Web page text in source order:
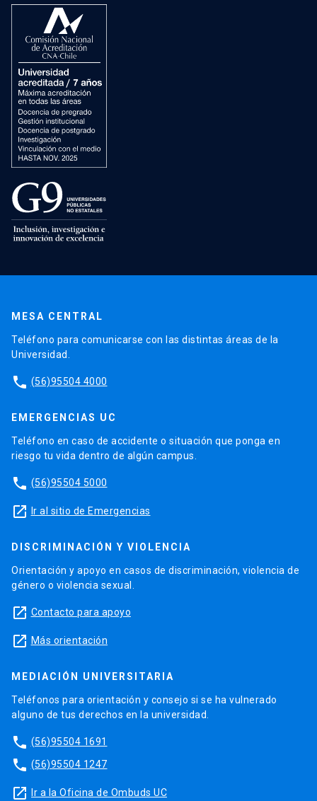
MESA CENTRAL
Teléfono para comunicarse con las distintas áreas de la
Universidad.
phone (56)95504 4000
EMERGENCIAS UC
Teléfono en caso de accidente o situación que ponga en
riesgo tu vida dentro de algún campus.
phone (56)95504 5000
launch Ir al sitio de Emergencias
DISCRIMINACIÓN Y VIOLENCIA
Orientación y apoyo en casos de discriminación, violencia de
género o violencia sexual.
launch Contacto para apoyo
launch Más orientación
MEDIACIÓN UNIVERSITARIA
Teléfonos para orientación y consejo si se ha vulnerado
alguno de tus derechos en la universidad.
phone (56)95504 1691
phone (56)95504 1247
launch Ir a la Oficina de Ombuds UC